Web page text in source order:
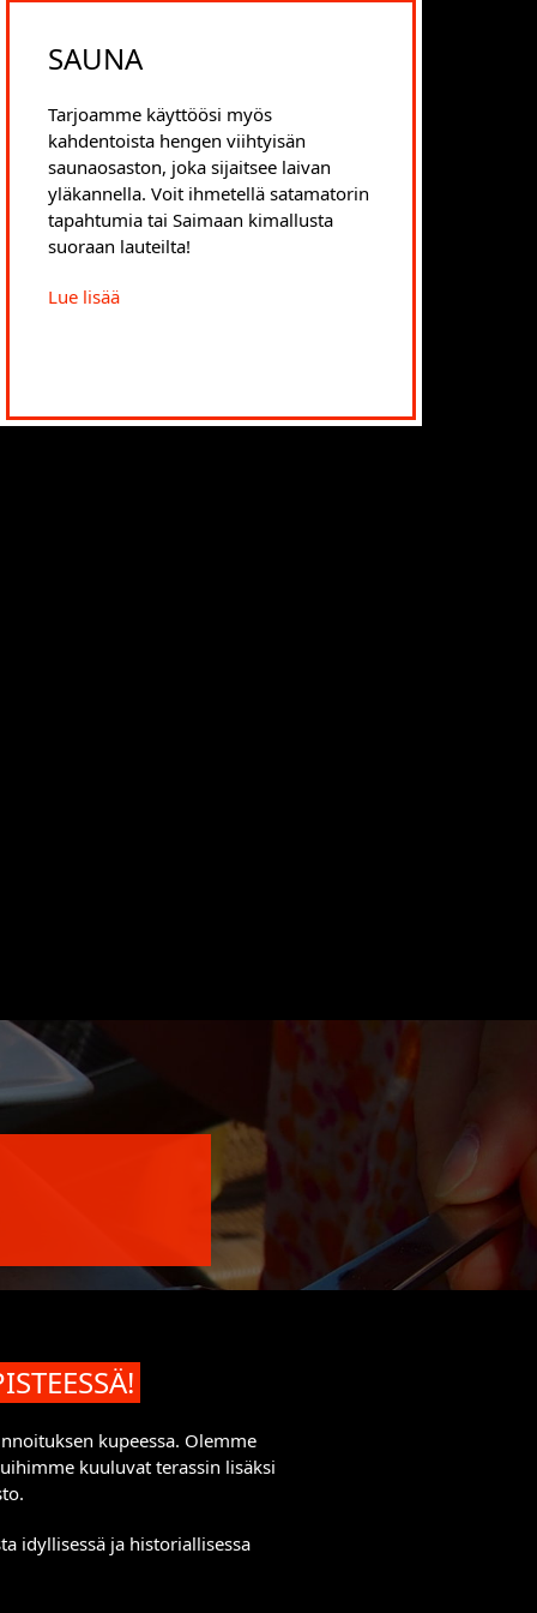
SAUNA
Tarjoamme käyttöösi myös
kahdentoista hengen viihtyisän
saunaosaston, joka sijaitsee laivan
yläkannella. Voit ihmetellä satamatorin
tapahtumia tai Saimaan kimallusta
suoraan lauteilta!
Lue lisää
kupeessa. Olemme
kuuluvat terassin lisäksi
idyllisessä ja historiallisessa